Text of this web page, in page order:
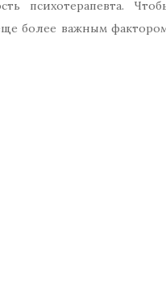
психотерапевта.
более важным